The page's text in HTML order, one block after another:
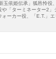
玉依姫伝承」狐邑怜役
や「ターミネーター2
ォーカー役、「E.T.」